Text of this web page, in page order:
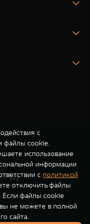
с
файлы cookie.
использование
информации
с политикой
отключить файлы
Если файлы cookie
не можете в полной
сайта.